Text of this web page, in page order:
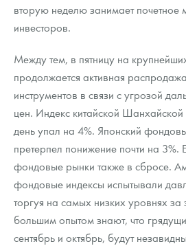
Гарри Поттер
Флот: ледоколы и корабли
Жетоны "Необыкновенные обитатели
Ювелирные изделия
Русская нумизматика
Золотая карманная галерея
Наборы подарочных и коллекционных монет
Условия возврата
Политика конфиденциальности
Политика использования Cookies
Положение по обработке и защите
Пресс-служба
вторую неделю занимает почетное
инвесторов.
Между тем, в пятницу на
продолжается активная
инструментов в связи с угрозой
цен. Индекс китайской
день упал на 4%. Японский
претерпел понижение почти на 3%.
фондовые рынки также в сбросе.
фондовые индексы испытывали
торгуя на самых низких уровнях за
большим опытом знают, что
сентябрь и октябрь, будут